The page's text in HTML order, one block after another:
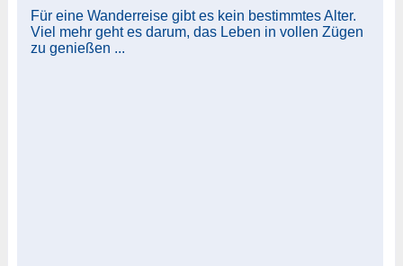
Für eine Wanderreise gibt es kein bestimmtes Alter.
Viel mehr geht es darum, das Leben in vollen Zügen
zu genießen ...